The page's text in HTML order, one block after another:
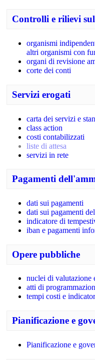
Controlli e rilievi
organismi
altri organismi con
organi di revisione
corte dei conti
Servizi erogati
carta dei servizi e
class action
costi contabilizzati
liste di attesa
servizi in rete
Pagamenti
dati sui pagamenti
dati sui pagamenti
indicatore di
iban e pagamenti
Opere pubbliche
nuclei di valutazione
atti di
tempi costi e
Pianificazione e
Pianificazione e